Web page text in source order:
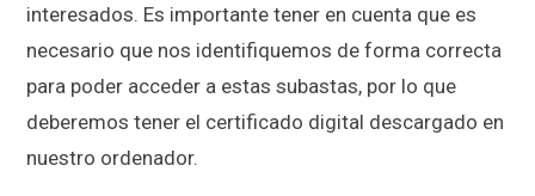
interesados. Es importante tener en cuenta que es
necesario que nos identifiquemos de forma correcta
para poder acceder a estas subastas, por lo que
deberemos tener el certificado digital descargado en
nuestro ordenador.